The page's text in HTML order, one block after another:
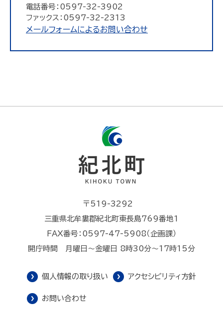
電話番号：0597-32-3902
ファックス：0597-32-2313
メールフォームによるお問い合わせ
〒519-3292
三重県北牟婁郡紀北町東長島769番地1
FAX番号：0597-47-5908（企画課）
開庁時間 月曜日～金曜日 8時30分～17時15分
個人情報の取り扱い アクセシビリティ方針
お問い合わせ